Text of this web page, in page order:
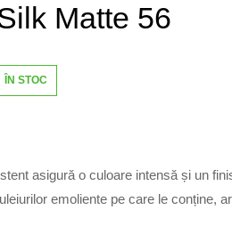
Matte 56
ÎN STOC
asigură o culoare intensă și un
emoliente pe care le conține,